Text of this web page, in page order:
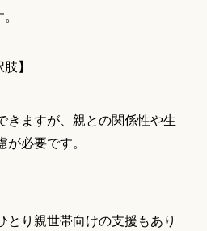
】
きますが、親との関係性や生
必要です。
とり親世帯向けの支援もあり